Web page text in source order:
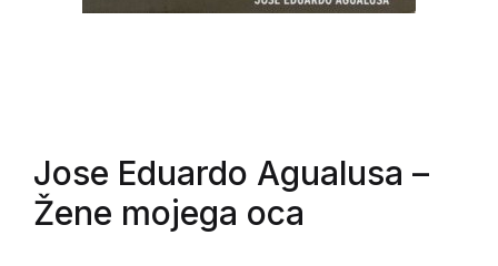
Jose Eduardo Agualusa –
Žene mojega oca